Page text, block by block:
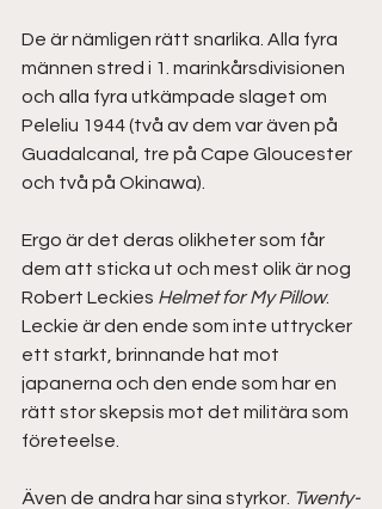
De är nämligen rätt snarlika. Alla fyra
männen stred i 1. marinkårsdivisionen
och alla fyra utkämpade slaget om
Peleliu 1944 (två av dem var även på
Guadalcanal, tre på Cape Gloucester
och två på Okinawa).
Ergo är det deras olikheter som får
dem att sticka ut och mest olik är nog
Robert Leckies Helmet for My Pillow.
Leckie är den ende som inte uttrycker
ett starkt, brinnande hat mot
japanerna och den ende som har en
rätt stor skepsis mot det militära som
företeelse.
Även de andra har sina styrkor. Twenty-